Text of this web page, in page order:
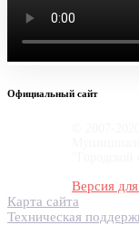
Официальный сайт
Версия
Карта сайта
Техническая